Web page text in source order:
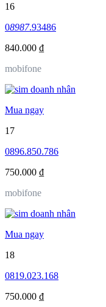
16
08987.93486
840.000 ₫
mobifone
Mua ngay
17
0896.850.786
750.000 ₫
mobifone
Mua ngay
18
0819.023.168
750.000 ₫